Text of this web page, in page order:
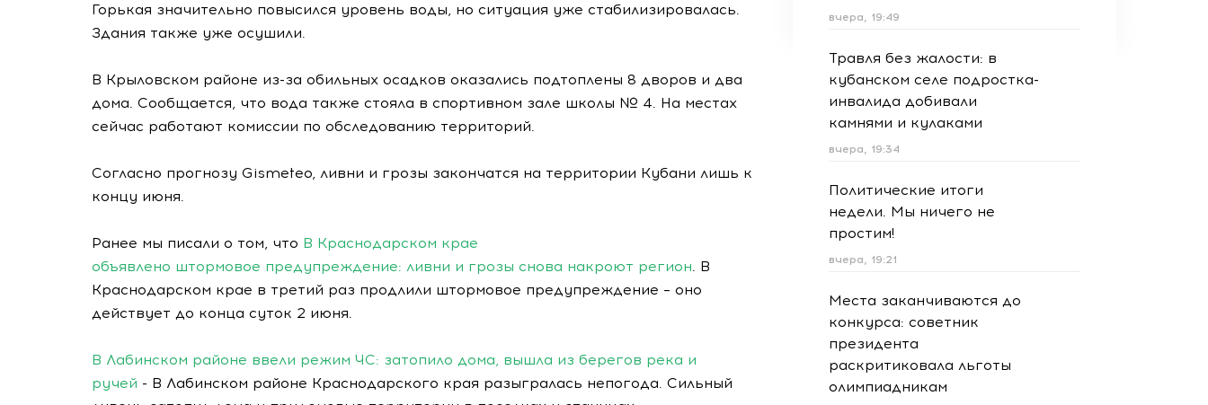
Горькая значительно повысился уровень воды, но ситуация уже стабилизировалась.
Здания также уже осушили.
В Крыловском районе из-за обильных осадков оказались подтоплены 8 дворов и два
дома. Сообщается, что вода также стояла в спортивном зале школы № 4. На местах
сейчас работают комиссии по обследованию территорий.
Согласно прогнозу Gismeteo, ливни и грозы закончатся на территории Кубани лишь к
концу июня.
Ранее мы писали о том, что В Краснодарском крае
объявлено штормовое предупреждение: ливни и грозы снова накроют регион. В
Краснодарском крае в третий раз продлили штормовое предупреждение – оно
действует до конца суток 2 июня.
В Лабинском районе ввели режим ЧС: затопило дома, вышла из берегов река и
ручей - В Лабинском районе Краснодарского края разыгралась непогода. Сильный
вчера, 19:49
Травля без жалости: в
кубанском селе подростка-
инвалида добивали
камнями и кулаками
вчера, 19:34
Политические итоги
недели. Мы ничего не
простим!
вчера, 19:21
Места заканчиваются до
конкурса: советник
президента
раскритиковала льготы
олимпиадникам